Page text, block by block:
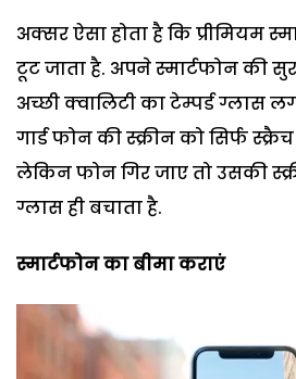
अक्सर ऐसा होता है कि प्रीमियम
टूट जाता है. अपने स्मार्टफोन की
अच्छी क्वालिटी का टेम्पर्ड ग्लास
गार्ड फोन की स्क्रीन को सिर्फ
लेकिन फोन गिर जाए तो उसकी
ग्लास ही बचाता है.
स्मार्टफोन का बीमा कराएं